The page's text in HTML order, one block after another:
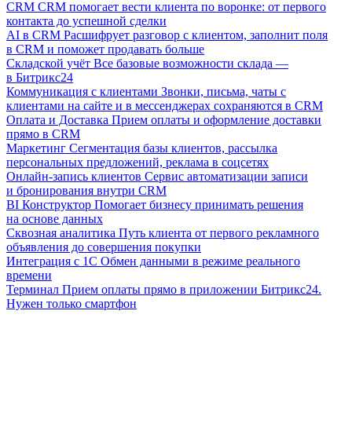
CRM CRM помогает вести клиента по воронке: от первого
контакта до успешной сделки
AI в CRM Расшифрует разговор с клиентом, заполнит поля
в CRM и поможет продавать больше
Складской учёт Все базовые возможности склада —
в Битрикс24
Коммуникация с клиентами Звонки, письма, чаты с
клиентами на сайте и в мессенджерах сохраняются в CRM
Оплата и Доставка Прием оплаты и оформление доставки
прямо в CRM
Маркетинг Сегментация базы клиентов, рассылка
персональных предложений, реклама в соцсетях
Онлайн-запись клиентов Сервис автоматизации записи
и бронирования внутри CRM
BI Конструктор Помогает бизнесу принимать решения
на основе данных
Сквозная аналитика Путь клиента от первого рекламного
объявления до совершения покупки
Интеграция с 1С Обмен данными в режиме реального
времени
Терминал Прием оплаты прямо в приложении Битрикс24.
Нужен только смартфон